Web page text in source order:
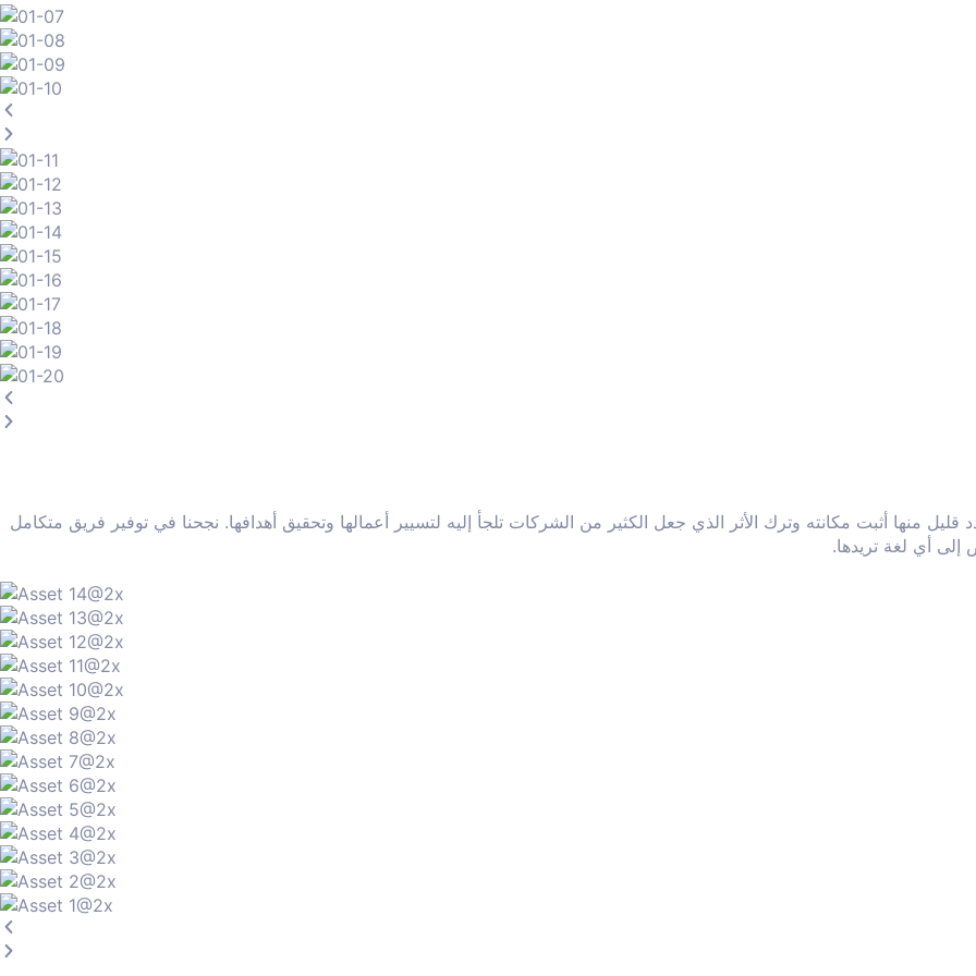
قليل منها أثبت مكانته وترك الأثر الذي جعل الكثير من الشركات تلجأ إليه لتسيير أعمالها وتحقيق أهدافها. نجحنا في توفير فريق متكامل
أي لغة تريدها.